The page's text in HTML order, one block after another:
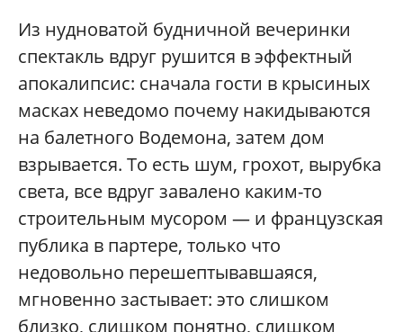
Из нудноватой будничной вечеринки
спектакль вдруг рушится в эффектный
апокалипсис: сначала гости в крысиных
масках неведомо почему накидываются
на балетного Водемона, затем дом
взрывается. То есть шум, грохот, вырубка
света, все вдруг завалено каким-то
строительным мусором — и французская
публика в партере, только что
недовольно перешептывавшаяся,
мгновенно застывает: это слишком
близко, слишком понятно, слишком